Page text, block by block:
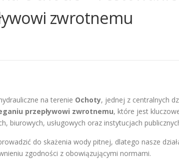
zwrotnemu
na terenie Ochoty, jednej z centralnych
przepływowi zwrotnemu, które jest
biurowych, usługowych oraz instytucjach
do skażenia wody pitnej, dlatego nasze
zgodności z obowiązującymi normami.